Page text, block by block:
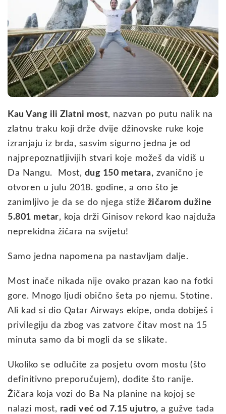
Kau Vang ili Zlatni most, nazvan po putu nalik na
zlatnu traku koji drže dvije džinovske ruke koje
izranjaju iz brda, sasvim sigurno jedna je od
najprepoznatljivijih stvari koje možeš da vidiš u
Da Nangu. Most, dug 150 metara, zvanično je
otvoren u julu 2018. godine, a ono što je
zanimljivo je da se do njega stiže žičarom dužine
5.801 metar, koja drži Ginisov rekord kao najduža
neprekidna žičara na svijetu!
Samo jedna napomena pa nastavljam dalje.
Most inače nikada nije ovako prazan kao na fotki
gore. Mnogo ljudi obično šeta po njemu. Stotine.
Ali kad si dio Qatar Airways ekipe, onda dobiješ i
privilegiju da zbog vas zatvore čitav most na 15
minuta samo da bi mogli da se slikate.
Ukoliko se odlučite za posjetu ovom mostu (što
definitivno preporučujem), dođite što ranije.
Žičara koja vozi do Ba Na planine na kojoj se
nalazi most, radi već od 7.15 ujutro, a gužve tada